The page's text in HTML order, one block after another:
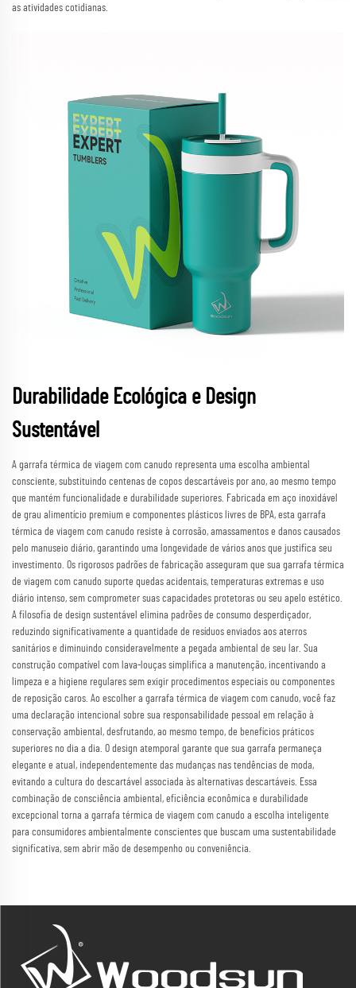
as atividades cotidianas.
Durabilidade Ecológica e Design
Sustentável
A garrafa térmica de viagem com canudo representa uma escolha ambiental
consciente, substituindo centenas de copos descartáveis por ano, ao mesmo tempo
que mantém funcionalidade e durabilidade superiores. Fabricada em aço inoxidável
de grau alimentício premium e componentes plásticos livres de BPA, esta garrafa
térmica de viagem com canudo resiste à corrosão, amassamentos e danos causados
pelo manuseio diário, garantindo uma longevidade de vários anos que justifica seu
investimento. Os rigorosos padrões de fabricação asseguram que sua garrafa térmica
de viagem com canudo suporte quedas acidentais, temperaturas extremas e uso
diário intenso, sem comprometer suas capacidades protetoras ou seu apelo estético.
A filosofia de design sustentável elimina padrões de consumo desperdiçador,
reduzindo significativamente a quantidade de resíduos enviados aos aterros
sanitários e diminuindo consideravelmente a pegada ambiental de seu lar. Sua
construção compatível com lava-louças simplifica a manutenção, incentivando a
limpeza e a higiene regulares sem exigir procedimentos especiais ou componentes
de reposição caros. Ao escolher a garrafa térmica de viagem com canudo, você faz
uma declaração intencional sobre sua responsabilidade pessoal em relação à
conservação ambiental, desfrutando, ao mesmo tempo, de benefícios práticos
superiores no dia a dia. O design atemporal garante que sua garrafa permaneça
elegante e atual, independentemente das mudanças nas tendências de moda,
evitando a cultura do descartável associada às alternativas descartáveis. Essa
combinação de consciência ambiental, eficiência econômica e durabilidade
excepcional torna a garrafa térmica de viagem com canudo a escolha inteligente
para consumidores ambientalmente conscientes que buscam uma sustentabilidade
significativa, sem abrir mão de desempenho ou conveniência.